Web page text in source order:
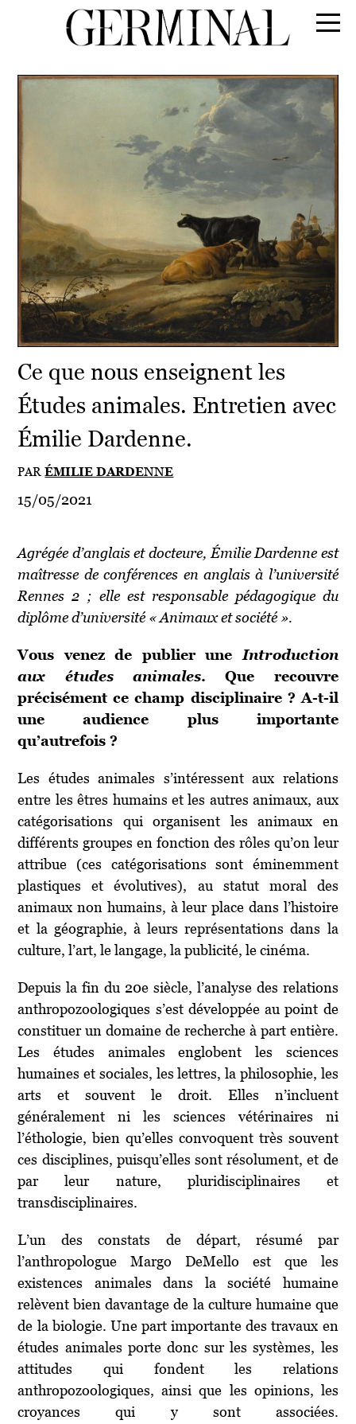
Ce que nous enseignent les
Études animales. Entretien avec
Émilie Dardenne.
PARÉMILIE DARDENNE
15/05/2021
Agrégée d’anglais et docteure, Émilie Dardenne est
maîtresse de conférences en anglais à l’université
Rennes 2 ; elle est responsable pédagogique du
diplôme d’université « Animaux et société ».
Vous venez de publier une Introduction
aux études animales. Que recouvre
précisément ce champ disciplinaire ? A-t-il
une audience plus importante
qu’autrefois ?
Les études animales s’intéressent aux relations
entre les êtres humains et les autres animaux, aux
catégorisations qui organisent les animaux en
différents groupes en fonction des rôles qu’on leur
attribue (ces catégorisations sont éminemment
plastiques et évolutives), au statut moral des
animaux non humains, à leur place dans l’histoire
et la géographie, à leurs représentations dans la
culture, l’art, le langage, la publicité, le cinéma.
Depuis la fin du 20e siècle, l’analyse des relations
anthropozoologiques s’est développée au point de
constituer un domaine de recherche à part entière.
Les études animales englobent les sciences
humaines et sociales, les lettres, la philosophie, les
arts et souvent le droit. Elles n’incluent
généralement ni les sciences vétérinaires ni
l’éthologie, bien qu’elles convoquent très souvent
ces disciplines, puisqu’elles sont résolument, et de
par leur nature, pluridisciplinaires et
transdisciplinaires.
L’un des constats de départ, résumé par
l’anthropologue Margo DeMello est que les
existences animales dans la société humaine
relèvent bien davantage de la culture humaine que
de la biologie. Une part importante des travaux en
études animales porte donc sur les systèmes, les
attitudes qui fondent les relations
anthropozoologiques, ainsi que les opinions, les
croyances qui y sont associées.